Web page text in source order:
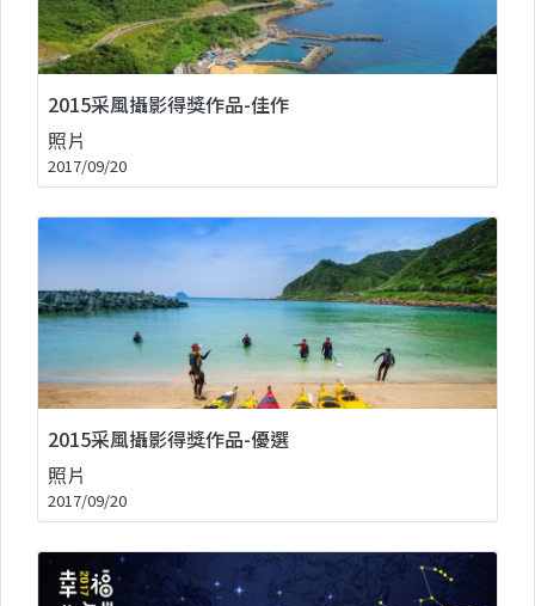
2015采風攝影得獎作品-佳作
照片
2017/09/20
2015采風攝影得獎作品-優選
照片
2017/09/20